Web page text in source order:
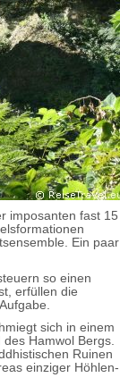
imposanten fast 15
Ein paar
so einen
erfüllen die
sich in einem
Hamwol Bergs.
Ruinen
einziger Höhlen-